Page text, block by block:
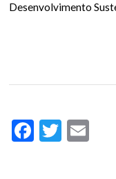
Desenvolvimento
Facebook